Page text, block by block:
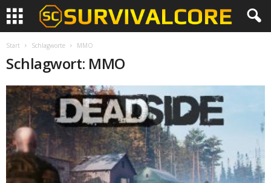
Start Schlagworte MMO
Schlagwort: MMO